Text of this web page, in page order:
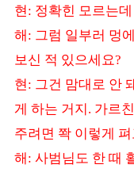
현: 정확힌 모르는
해: 그럼 일부러 멍
보신 적 있으세요?
현: 그건 맘대로 안
게 하는 거지. 가르
주려면 쫙 이렇게
해: 사범님도 한 때